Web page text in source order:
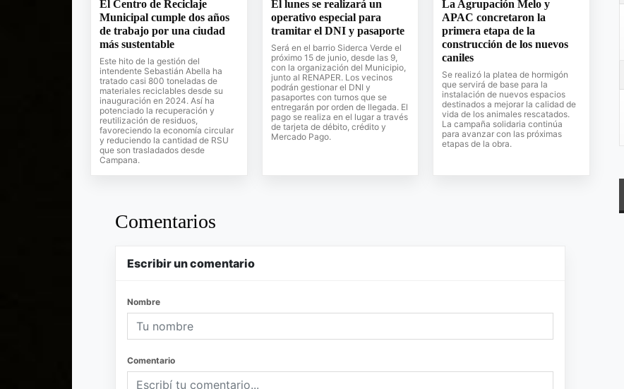
El Centro de Reciclaje
Municipal cumple dos años
de trabajo por una ciudad
más sustentable
Este hito de la gestión del
intendente Sebastián Abella ha
tratado casi 800 toneladas de
materiales reciclables desde su
inauguración en 2024. Así ha
potenciado la recuperación y
reutilización de residuos,
favoreciendo la economía circular
y reduciendo la cantidad de RSU
que son trasladados desde
Campana.
El lunes se realizará un
operativo especial para
tramitar el DNI y pasaporte
Será en el barrio Siderca Verde el
próximo 15 de junio, desde las 9,
con la organización del Municipio,
junto al RENAPER. Los vecinos
podrán gestionar el DNI y
pasaportes con turnos que se
entregarán por orden de llegada. El
pago se realiza en el lugar a través
de tarjeta de débito, crédito y
Mercado Pago.
La Agrupación Melo y
APAC concretaron la
primera etapa de la
construcción de los nuevos
caniles
Se realizó la platea de hormigón
que servirá de base para la
instalación de nuevos espacios
destinados a mejorar la calidad de
vida de los animales rescatados.
La campaña solidaria continúa
para avanzar con las próximas
etapas de la obra.
Comentarios
Escribir un comentario
Nombre
Comentario